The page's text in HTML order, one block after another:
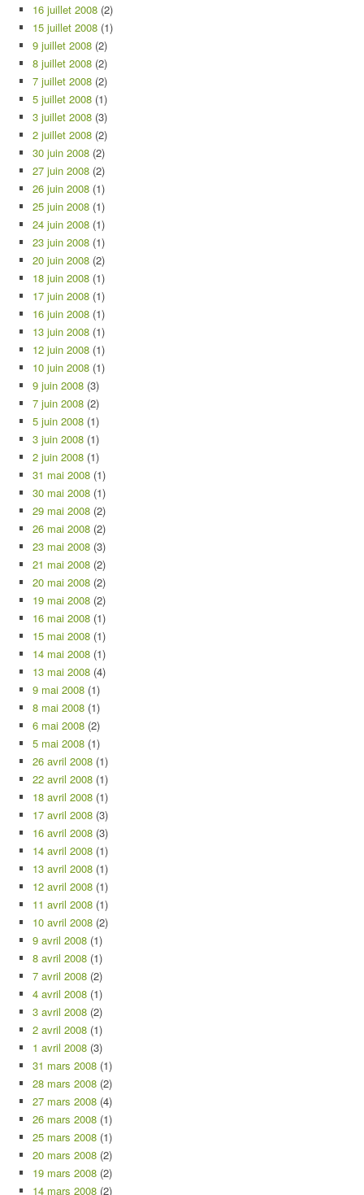
16 juillet 2008 (2)
15 juillet 2008 (1)
9 juillet 2008 (2)
8 juillet 2008 (2)
7 juillet 2008 (2)
5 juillet 2008 (1)
3 juillet 2008 (3)
2 juillet 2008 (2)
30 juin 2008 (2)
27 juin 2008 (2)
26 juin 2008 (1)
25 juin 2008 (1)
24 juin 2008 (1)
23 juin 2008 (1)
20 juin 2008 (2)
18 juin 2008 (1)
17 juin 2008 (1)
16 juin 2008 (1)
13 juin 2008 (1)
12 juin 2008 (1)
10 juin 2008 (1)
9 juin 2008 (3)
7 juin 2008 (2)
5 juin 2008 (1)
3 juin 2008 (1)
2 juin 2008 (1)
31 mai 2008 (1)
30 mai 2008 (1)
29 mai 2008 (2)
26 mai 2008 (2)
23 mai 2008 (3)
21 mai 2008 (2)
20 mai 2008 (2)
19 mai 2008 (2)
16 mai 2008 (1)
15 mai 2008 (1)
14 mai 2008 (1)
13 mai 2008 (4)
9 mai 2008 (1)
8 mai 2008 (1)
6 mai 2008 (2)
5 mai 2008 (1)
26 avril 2008 (1)
22 avril 2008 (1)
18 avril 2008 (1)
17 avril 2008 (3)
16 avril 2008 (3)
14 avril 2008 (1)
13 avril 2008 (1)
12 avril 2008 (1)
11 avril 2008 (1)
10 avril 2008 (2)
9 avril 2008 (1)
8 avril 2008 (1)
7 avril 2008 (2)
4 avril 2008 (1)
3 avril 2008 (2)
2 avril 2008 (1)
1 avril 2008 (3)
31 mars 2008 (1)
28 mars 2008 (2)
27 mars 2008 (4)
26 mars 2008 (1)
25 mars 2008 (1)
20 mars 2008 (2)
19 mars 2008 (2)
14 mars 2008 (2)